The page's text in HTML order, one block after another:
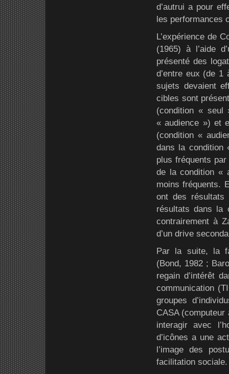
d’autrui a pour
les performances
L’expérience de
(1965) à l’aide
présenté des
d’entre eux (de
sujets devaient
cibles sont
(condition « seul
« audience ») et
(condition «
dans la condition
plus fréquents
de la condition «
moins fréquents.
ont des
résultats dans la
contrairement à
d’un drive
Par la suite, la
(Bond, 1982 ;
regain d’intérêt
communication
groupes
CASA
interagir avec
d’icônes a une
l’image des
facilitation sociale.